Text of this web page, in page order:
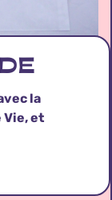
la
Vie, et